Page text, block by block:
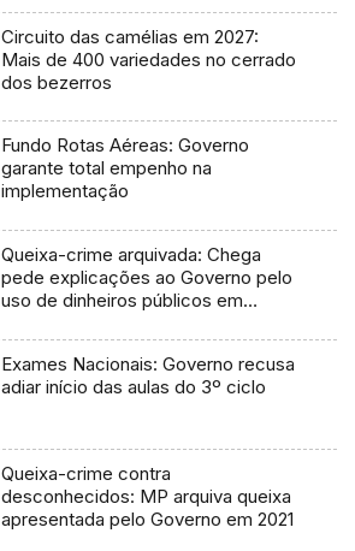
Circuito das camélias em 2027:
Mais de 400 variedades no cerrado
dos bezerros
Fundo Rotas Aéreas: Governo
garante total empenho na
implementação
Queixa-crime arquivada: Chega
pede explicações ao Governo pelo
uso de dinheiros públicos em
Exames Nacionais: Governo recusa
adiar início das aulas do 3º ciclo
Queixa-crime contra
desconhecidos: MP arquiva queixa
apresentada pelo Governo em 2021